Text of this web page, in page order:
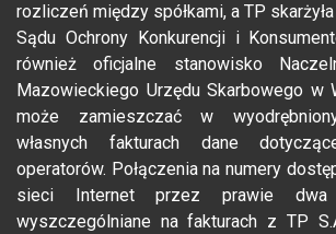
rozliczeń między spółkami, a TP
Sądu Ochrony Konkurencji i
również oficjalne stanowisko
Mazowieckiego Urzędu Skarbowego w
może zamieszczać w
własnych fakturach dane
operatorów. Połączenia na numery
sieci Internet przez prawie
wyszczególniane na fakturach z TP